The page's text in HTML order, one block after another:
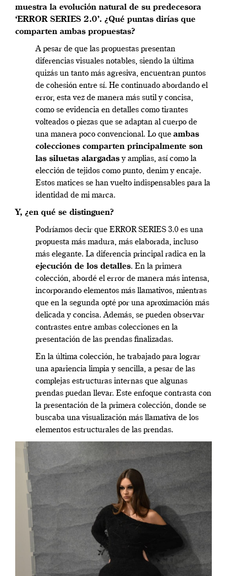
muestra la evolución natural de su predecesora
‘ERROR SERIES 2.0’. ¿Qué puntas dirías que
comparten ambas propuestas?
A pesar de que las propuestas presentan
diferencias visuales notables, siendo la última
quizás un tanto más agresiva, encuentran puntos
de cohesión entre sí. He continuado abordando el
error, esta vez de manera más sutil y concisa,
como se evidencia en detalles como tirantes
volteados o piezas que se adaptan al cuerpo de
una manera poco convencional. Lo que ambas
colecciones comparten principalmente son
las siluetas alargadasy amplias, así como la
elección de tejidos como punto, denim y encaje.
Estos matices se han vuelto indispensables para la
identidad de mi marca.
Y, ¿en qué se distinguen?
Podríamos decir que ERROR SERIES 3.0 es una
propuesta más madura, más elaborada, incluso
más elegante. La diferencia principal radica en la
ejecución de los detalles. En la primera
colección, abordé el error de manera más intensa,
incorporando elementos más llamativos, mientras
que en la segunda opté por una aproximación más
delicada y concisa. Además, se pueden observar
contrastes entre ambas colecciones en la
presentación de las prendas finalizadas.
En la última colección, he trabajado para lograr
una apariencia limpia y sencilla, a pesar de las
complejas estructuras internas que algunas
prendas puedan llevar. Este enfoque contrasta con
la presentación de la primera colección, donde se
buscaba una visualización más llamativa de los
elementos estructurales de las prendas.